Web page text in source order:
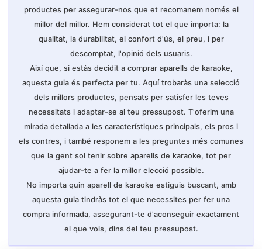
productes per assegurar-nos que et recomanem només el
millor del millor. Hem considerat tot el que importa: la
qualitat, la durabilitat, el confort d'ús, el preu, i per
descomptat, l'opinió dels usuaris.
Així que, si estàs decidit a comprar aparells de karaoke,
aquesta guia és perfecta per tu. Aquí trobaràs una selecció
dels millors productes, pensats per satisfer les teves
necessitats i adaptar-se al teu pressupost. T'oferim una
mirada detallada a les característiques principals, els pros i
els contres, i també responem a les preguntes més comunes
que la gent sol tenir sobre aparells de karaoke, tot per
ajudar-te a fer la millor elecció possible.
No importa quin aparell de karaoke estiguis buscant, amb
aquesta guia tindràs tot el que necessites per fer una
compra informada, assegurant-te d'aconseguir exactament
el que vols, dins del teu pressupost.